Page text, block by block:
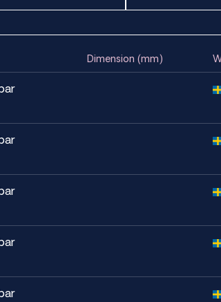
i vissa kemiska miljöer
bättre
Dimension (mm)